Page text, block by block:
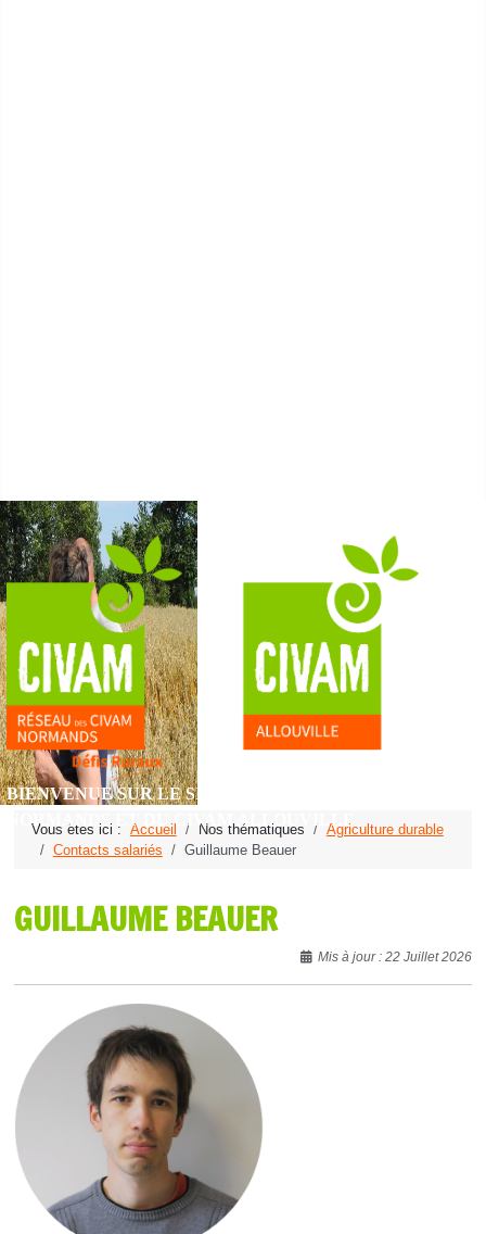
BIENVENUE SUR LE SITE DU RÉSEAU DES CIVAM
NORMANDS ET DU CIVAM ALLOUVILLE
Vous êtes ici : Accueil Nos thématiques
Agriculture durable
Contacts salariés
Guillaume Beauer
GUILLAUME BEAUER
Mis à jour : 22 Juillet 2026